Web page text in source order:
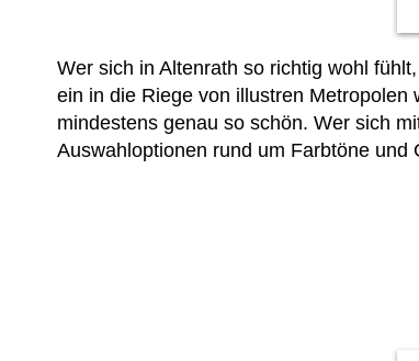
Wer sich in Altenrath so richtig wohl
ein in die Riege von illustren
mindestens genau so schön. Wer sich
Auswahloptionen rund um Farbtöne und